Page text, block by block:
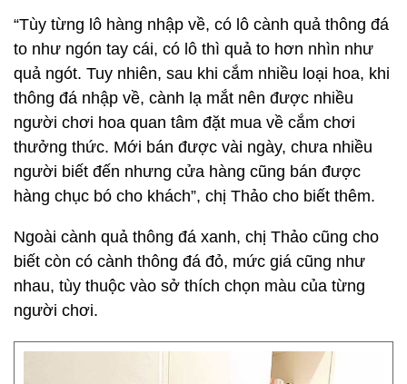
“Tùy từng lô hàng nhập về, có lô cành quả thông đá
to như ngón tay cái, có lô thì quả to hơn nhìn như
quả ngót. Tuy nhiên, sau khi cắm nhiều loại hoa, khi
thông đá nhập về, cành lạ mắt nên được nhiều
người chơi hoa quan tâm đặt mua về cắm chơi
thưởng thức. Mới bán được vài ngày, chưa nhiều
người biết đến nhưng cửa hàng cũng bán được
hàng chục bó cho khách”, chị Thảo cho biết thêm.
Ngoài cành quả thông đá xanh, chị Thảo cũng cho
biết còn có cành thông đá đỏ, mức giá cũng như
nhau, tùy thuộc vào sở thích chọn màu của từng
người chơi.